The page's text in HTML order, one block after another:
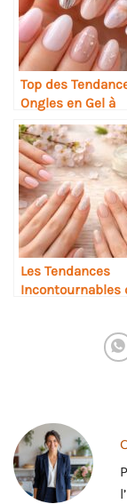
Top des
Ongles en Gel à
Adopter
en 2026
Les Tendances
Incontournables